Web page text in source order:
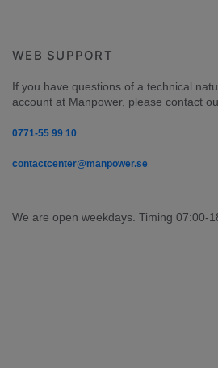
WEB SUPPORT
If you have questions of a technical
account at Manpower, please contact
0771-55 99 10
contactcenter@manpower.se
We are open weekdays. Timing 07:00-